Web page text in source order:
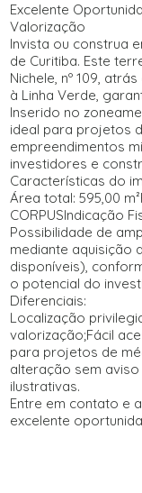
Excelente
Valorização
Invista ou construa
de Curitiba. Este
Nichele, nº 109,
à Linha Verde,
Inserido no
ideal para projetos
empreendimentos
investidores e
Características do
Área total: 595,00
CORPUSIndicação
Possibilidade de
mediante aquisição
disponíveis),
o potencial do
Diferenciais:
Localização
valorização;Fácil
para projetos de
alteração sem
ilustrativas.
Entre em contato e
excelente